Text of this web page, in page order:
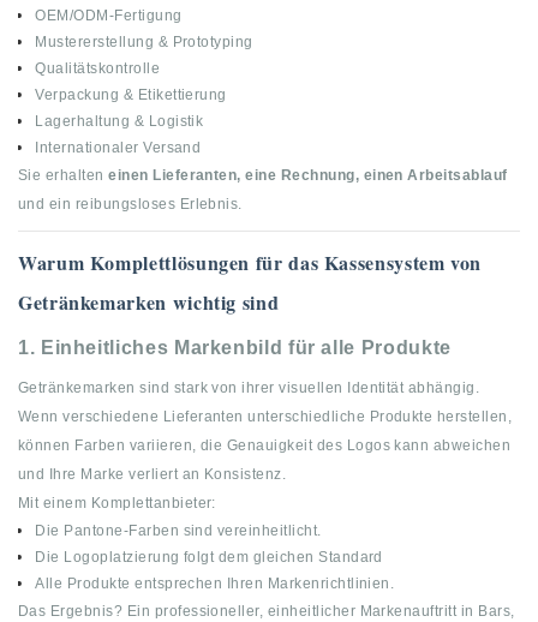
OEM/ODM-Fertigung
Mustererstellung & Prototyping
Qualitätskontrolle
Verpackung & Etikettierung
Lagerhaltung & Logistik
Internationaler Versand
Sie erhalteneinen Lieferanten, eine Rechnung, einen Arbeitsablauf
und ein reibungsloses Erlebnis.
Warum Komplettlösungen für das Kassensystem von
Getränkemarken wichtig sind
1. Einheitliches Markenbild für alle Produkte
Getränkemarken sind stark von ihrer visuellen Identität abhängig.
Wenn verschiedene Lieferanten unterschiedliche Produkte herstellen,
können Farben variieren, die Genauigkeit des Logos kann abweichen
und Ihre Marke verliert an Konsistenz.
Mit einem Komplettanbieter:
Die Pantone-Farben sind vereinheitlicht.
Die Logoplatzierung folgt dem gleichen Standard
Alle Produkte entsprechen Ihren Markenrichtlinien.
Das Ergebnis? Ein professioneller, einheitlicher Markenauftritt in Bars,